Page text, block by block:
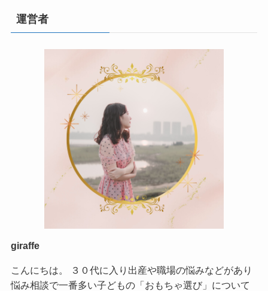
運営者
giraffe
こんにちは。 ３０代に入り出産や職場の悩みなどがあり
悩み相談で一番多い子どもの「おもちゃ選び」について